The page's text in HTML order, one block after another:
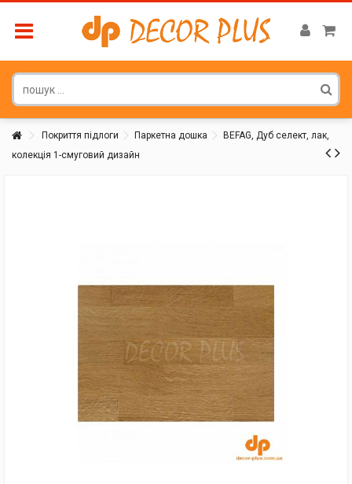
Покриття підлоги Паркетна дошка
BEFAG, Дуб селект, лак,
колекція 1-смуговий дизайн